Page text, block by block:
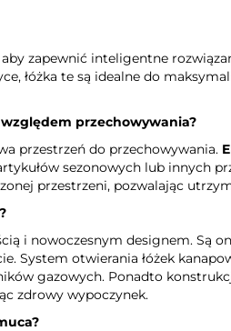
aby zapewnić inteligentne
łóżka te są idealne do
przechowywania?
przestrzeń do przechowywania.
sezonowych lub innych
przestrzeni, pozwalając
?
i nowoczesnym designem. Są
System otwierania łóżek
gazowych. Ponadto
zdrowy wypoczynek.
?